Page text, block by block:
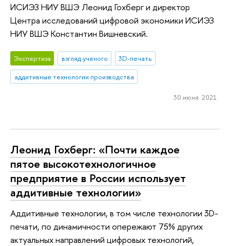
ИСИЭЗ НИУ ВШЭ Леонид Гохберг и директор
Центра исследований цифровой экономики ИСИЭЗ
НИУ ВШЭ Константин Вишневский.
Экспертиза взгляд ученого
3D-печать
аддитивные технологии производства
30 июня 2021
Леонид Гохберг: «Почти каждое
пятое высокотехнологичное
предприятие в России использует
аддитивные технологии»
Аддитивные технологии, в том числе технологии 3D-
печати, по динамичности опережают 75% других
актуальных направлений цифровых технологий,